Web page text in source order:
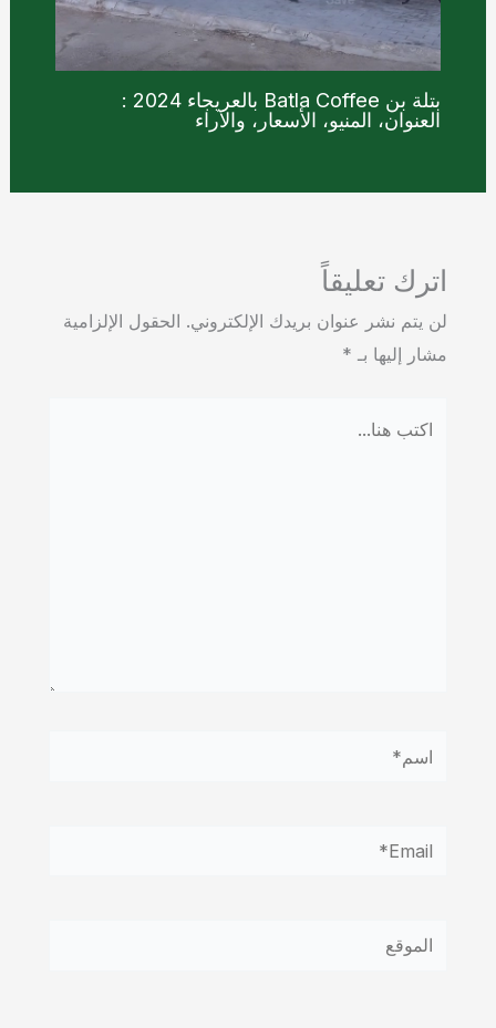
بتلة بن Batla Coffee بالعريجاء 2024 :
العنوان، المنيو، الأسعار، والآراء
اترك تعليقاً
لن يتم نشر عنوان بريدك الإلكتروني. الحقول الإلزامية
مشار إليها بـ *
اسم*
Email*
الموقع